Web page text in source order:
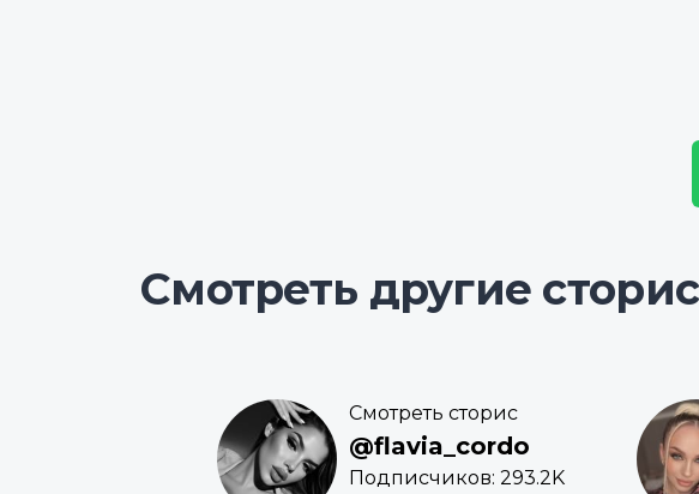
Смотреть другие
Смотреть сторис
@flavia_cordo
Подписчиков: 293.2K